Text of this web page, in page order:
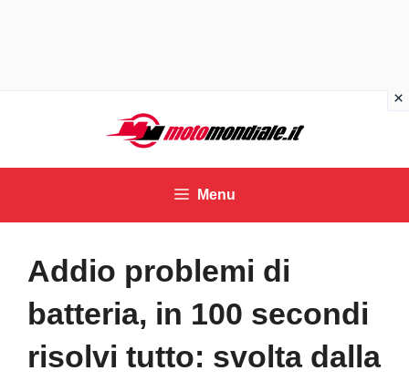
contenuto
Menu
Addio problemi di
batteria, in 100 secondi
risolvi tutto: svolta dalla